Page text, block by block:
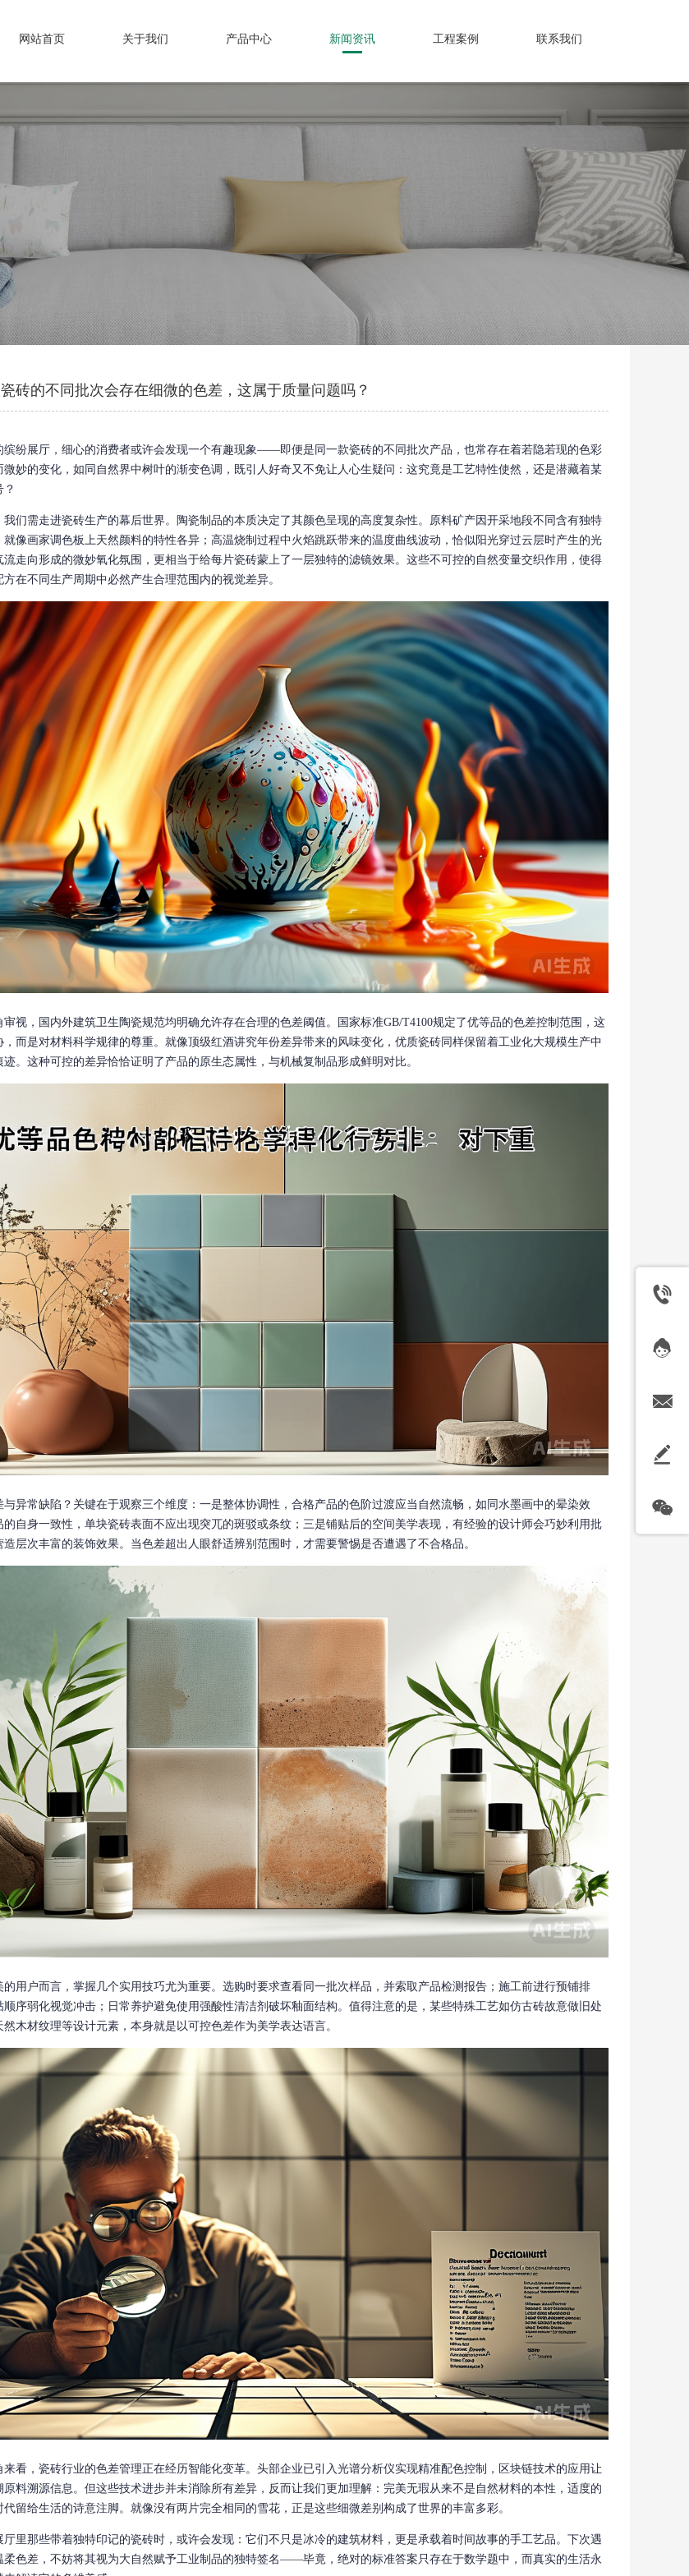
网站首页 关于我们 产品中心 新闻资讯 工程案例 联系我们
砖的不同批次会存在细微的色差，这属于质量问题吗？
缤纷展厅，细心的消费者或许会发现一个有趣现象——即便是同一款瓷砖的不同批次产品，也常存在着若隐若现的色彩
微妙的变化，如同自然界中树叶的渐变色调，既引人好奇又不免让人心生疑问：这究竟是工艺特性使然，还是潜藏着某
我们需走进瓷砖生产的幕后世界。陶瓷制品的本质决定了其颜色呈现的高度复杂性。原料矿产因开采地段不同含有独特
就像画家调色板上天然颜料的特性各异；高温烧制过程中火焰跳跃带来的温度曲线波动，恰似阳光穿过云层时产生的光
流走向形成的微妙氧化氛围，更相当于给每片瓷砖蒙上了一层独特的滤镜效果。这些不可控的自然变量交织作用，使得
在不同生产周期中必然产生合理范围内的视觉差异。
审视，国内外建筑卫生陶瓷规范均明确允许存在合理的色差阈值。国家标准GB/T4100规定了优等品的色差控制范围，这
，而是对材料科学规律的尊重。就像顶级红酒讲究年份差异带来的风味变化，优质瓷砖同样保留着工业化大规模生产中
。这种可控的差异恰恰证明了产品的原生态属性，与机械复制品形成鲜明对比。
与异常缺陷？关键在于观察三个维度：一是整体协调性，合格产品的色阶过渡应当自然流畅，如同水墨画中的晕染效
的自身一致性，单块瓷砖表面不应出现突兀的斑驳或条纹；三是铺贴后的空间美学表现，有经验的设计师会巧妙利用批
层次丰富的装饰效果。当色差超出人眼舒适辨别范围时，才需要警惕是否遭遇了不合格品。
的用户而言，掌握几个实用技巧尤为重要。选购时要求查看同一批次样品，并索取产品检测报告；施工前进行预铺排
顺序弱化视觉冲击；日常养护避免使用强酸性清洁剂破坏釉面结构。值得注意的是，某些特殊工艺如仿古砖故意做旧处
木材纹理等设计元素，本身就是以可控色差作为美学表达语言。
来看，瓷砖行业的色差管理正在经历智能化变革。头部企业已引入光谱分析仪实现精准配色控制，区块链技术的应用让
原料溯源信息。但这些技术进步并未消除所有差异，反而让我们更加理解：完美无瑕从来不是自然材料的本性，适度的
留给生活的诗意注脚。就像没有两片完全相同的雪花，正是这些细微差别构成了世界的丰富多彩。
厅里那些带着独特印记的瓷砖时，或许会发现：它们不只是冰冷的建筑材料，更是承载着时间故事的手工艺品。下次遇
柔色差，不妨将其视为大自然赋予工业制品的独特签名——毕竟，绝对的标准答案只存在于数学题中，而真实的生活永